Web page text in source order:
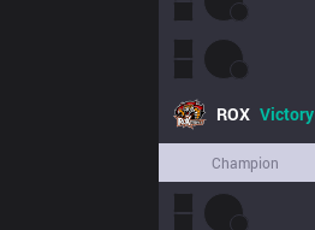
ROX Victory
Champion